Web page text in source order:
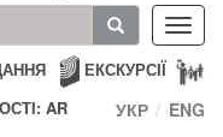
ЕКСКУРСІЇ
AR
УКР ENG